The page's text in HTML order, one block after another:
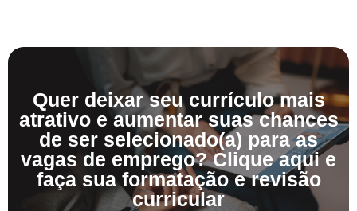
Quer deixar seu currículo mais
atrativo e aumentar suas chances
de ser selecionado(a) para as
vagas de emprego? Clique aqui e
faça sua formatação e revisão
curricular